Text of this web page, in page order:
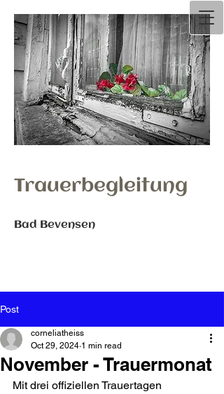
Trauerbegleitung
Bad Bevensen
Post
November - Trauermonat
corneliatheiss
Oct 29, 2024 1 min read
Mit drei offiziellen Trauertagen